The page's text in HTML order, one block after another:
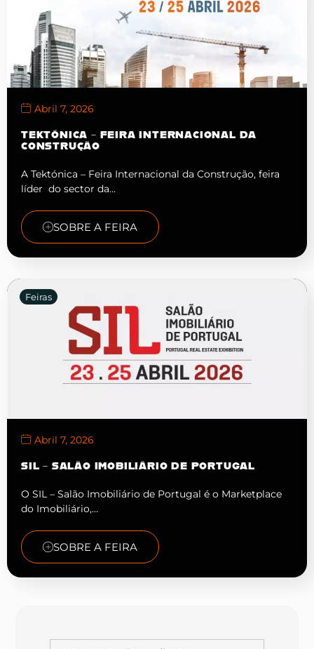
Abril 7, 2026
TEKTÓNICA – FEIRA INTERNACIONAL DA
CONSTRUÇÃO
A Tektónica – Feira Internacional da Construção, feira
líder do sector da…
SOBRE A FEIRA
Feiras
Abril 7, 2026
SIL – SALÃO IMOBILIÁRIO DE PORTUGAL
O SIL – Salão Imobiliário de Portugal é o Marketplace
do Imobiliário,…
SOBRE A FEIRA